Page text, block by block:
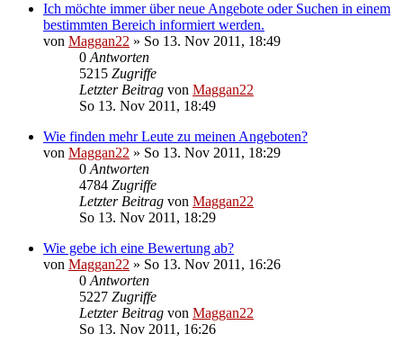
Ich möchte immer über neue Angebote oder Suchen in einem
bestimmten Bereich informiert werden.
von Maggan22 » So 13. Nov 2011, 18:49
0 Antworten
5215 Zugriffe
Letzter Beitrag von Maggan22
So 13. Nov 2011, 18:49
Wie finden mehr Leute zu meinen Angeboten?
von Maggan22 » So 13. Nov 2011, 18:29
0 Antworten
4784 Zugriffe
Letzter Beitrag von Maggan22
So 13. Nov 2011, 18:29
Wie gebe ich eine Bewertung ab?
von Maggan22 » So 13. Nov 2011, 16:26
0 Antworten
5227 Zugriffe
Letzter Beitrag von Maggan22
So 13. Nov 2011, 16:26